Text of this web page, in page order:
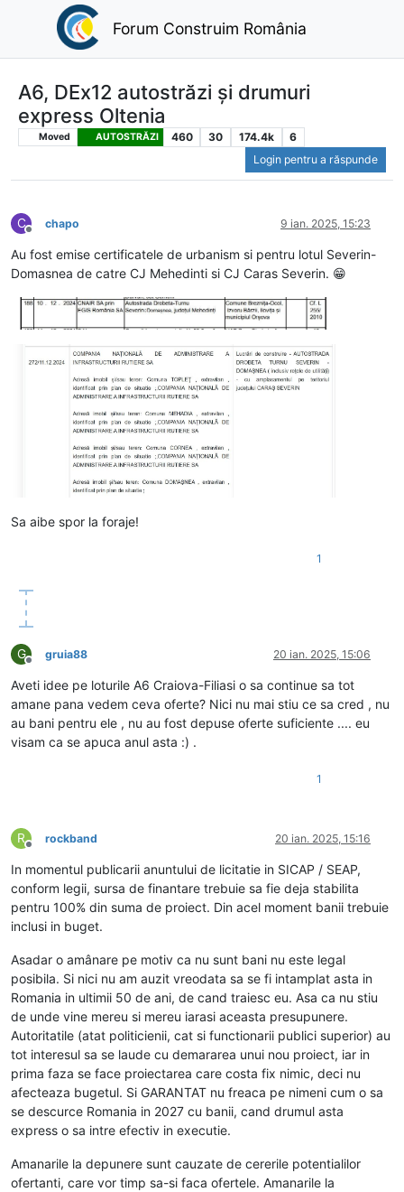
Forum Construim România
A6, DEx12 autostrăzi și drumuri
express Oltenia
Moved AUTOSTRĂZI 460 30 174.4k
6
Login pentru a răspunde
C
Deconectat
chapo 9 ian. 2025, 15:23
Au fost emise certificatele de urbanism si pentru lotul Severin-
Domasnea de catre CJ Mehedinti si CJ Caras Severin. 😁
Sa aibe spor la foraje!
1
G
Deconectat
gruia88 20 ian. 2025, 15:06
Aveti idee pe loturile A6 Craiova-Filiasi o sa continue sa tot
amane pana vedem ceva oferte? Nici nu mai stiu ce sa cred , nu
au bani pentru ele , nu au fost depuse oferte suficiente .... eu
visam ca se apuca anul asta :) .
1
R
Deconectat
rockband 20 ian. 2025, 15:16
In momentul publicarii anuntului de licitatie in SICAP / SEAP,
conform legii, sursa de finantare trebuie sa fie deja stabilita
pentru 100% din suma de proiect. Din acel moment banii trebuie
inclusi in buget.
Asadar o amânare pe motiv ca nu sunt bani nu este legal
posibila. Si nici nu am auzit vreodata sa se fi intamplat asta in
Romania in ultimii 50 de ani, de cand traiesc eu. Asa ca nu stiu
de unde vine mereu si mereu iarasi aceasta presupunere.
Autoritatile (atat politicienii, cat si functionarii publici superior) au
tot interesul sa se laude cu demararea unui nou proiect, iar in
prima faza se face proiectarea care costa fix nimic, deci nu
afecteaza bugetul. Si GARANTAT nu freaca pe nimeni cum o sa
se descurce Romania in 2027 cu banii, cand drumul asta
express o sa intre efectiv in executie.
Amanarile la depunere sunt cauzate de cererile potentialilor
ofertanti, care vor timp sa-si faca ofertele. Amanarile la